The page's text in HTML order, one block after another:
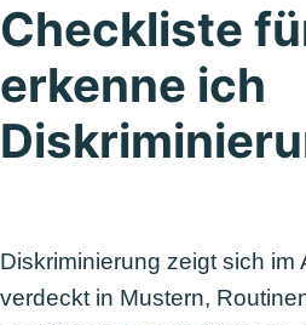
Checkliste
erkenne ich
Diskriminierung zeigt sich im
verdeckt in Mustern,